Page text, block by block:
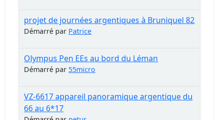
projet de journées argentiques à Bruniquel 82
Démarré par Patrice
Olympus Pen EEs au bord du Léman
Démarré par 55micro
VZ-6617 appareil panoramique argentique du
66 au 6*17